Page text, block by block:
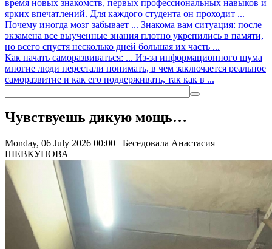
время новых знакомств, первых профессиональных навыков и
ярких впечатлений. Для каждого студента он проходит ...
Почему иногда мозг забывает ... Знакома вам ситуация: после
экзамена все выученные знания плотно укрепились в памяти,
но всего спустя несколько дней большая их часть ...
Как начать саморазвиваться: ... Из-за информационного шума
многие люди перестали понимать, в чем заключается реальное
саморазвитие и как его поддерживать, так как в ...
Чувствуешь дикую мощь…
Monday, 06 July 2026 00:00
Беседовала Анастасия
ШЕВКУНОВА